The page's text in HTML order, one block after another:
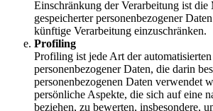
Einschränkung der Verarbeitung ist die
gespeicherter personenbezogener
künftige Verarbeitung einzuschränken.
Profiling
Profiling ist jede Art der
personenbezogener Daten, die darin
personenbezogenen Daten verwendet
persönliche Aspekte, die sich auf eine
beziehen, zu bewerten, insbesondere,